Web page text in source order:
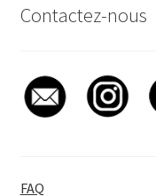
Contactez-nous
FAQ